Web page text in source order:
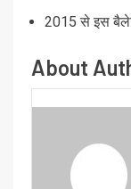
2015 से इस
About